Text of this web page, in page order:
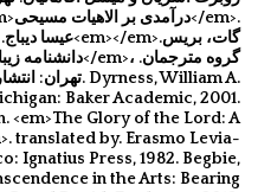
Baker Academic, 2001.
<em>The Glory of the Lord: A
translated by. Erasmo Levia-
Ignatius Press, 1982. Begbie,
in the Arts: Bearing